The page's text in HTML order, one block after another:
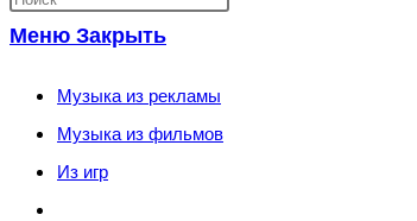
по
веб-
сайту
Меню Закрыть
Музыка из рекламы
Музыка из фильмов
Из игр